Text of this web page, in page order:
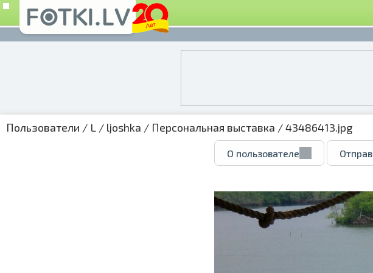
Пользователи / L / ljoshka / Персональная выставка / 43486413.jpg
О пользователе